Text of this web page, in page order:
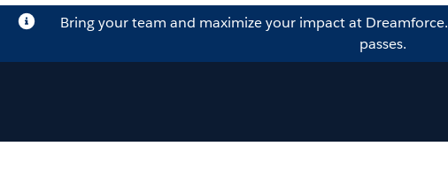
Bring your team and maximize your impact at Dreamforce.
passes.